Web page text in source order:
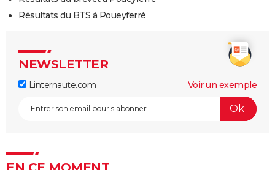
Résultats du BTS à Poueyferré
NEWSLETTER
Linternaute.com Voir un exemple